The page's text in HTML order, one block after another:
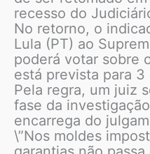
recesso do
No retorno, o
Lula (PT) ao
poderá votar sobre
está prevista para 3
Pela regra, um juiz
fase da
encarrega do
\”Nos moldes